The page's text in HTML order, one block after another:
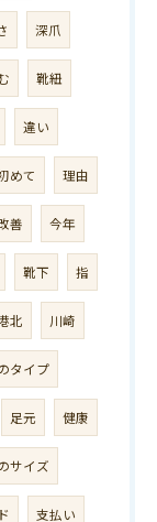
深爪
靴紐
違い
めて 理由
善 今年
靴下 指
北 川崎
タイプ
足元 健康
サイズ
支払い